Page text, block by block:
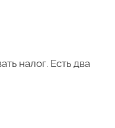
налог. Есть два